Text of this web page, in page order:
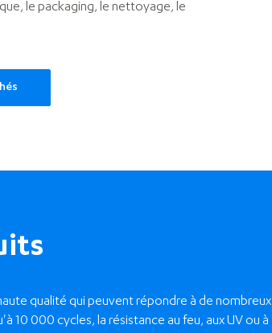
le packaging, le nettoyage, le
qualité qui peuvent répondre à de nombreux
10 000 cycles, la résistance au feu, aux UV ou à